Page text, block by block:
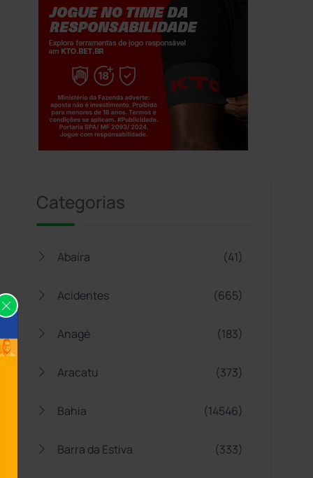
Categorias
Abaíra (41)
Acidentes (665)
Anagé (183)
Aracatu (373)
Bahia (14546)
Barra da Estiva (333)